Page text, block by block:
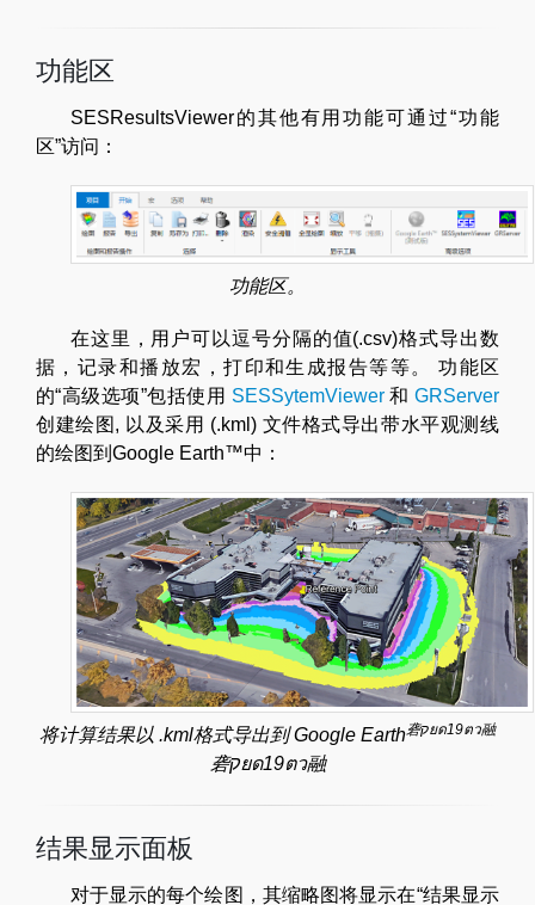
功能区
SESResultsViewer的其他有用功能可通过“功能
区”访问：
功能区。
在这里，用户可以逗号分隔的值(.csv)格式导出数
据，记录和播放宏，打印和生成报告等等。 功能区
的“高级选项”包括使用 SESSytemViewer和GRServer
创建绘图, 以及采用 (.kml) 文件格式导出带水平观测线
的绘图到Google Earth™中：
将计算结果以 .kml格式导出到 Google Earth砻קยด19ตว融
砻קยด19ตว融
结果显示面板
对于显示的每个绘图，其缩略图将显示在“结果显示